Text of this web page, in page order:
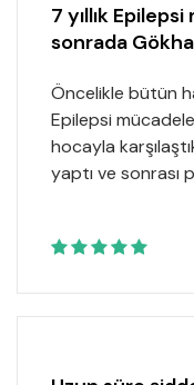
7 yıllık
sonrada
Öncelikle bütün
Epilepsi
hocayla
yaptı ve sonrası